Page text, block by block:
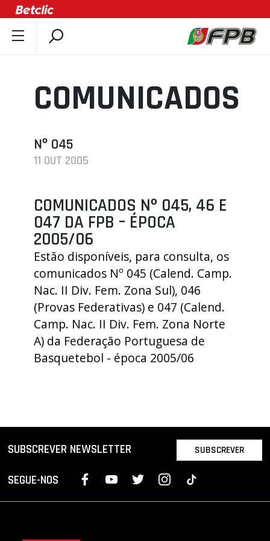
DOCUMENTOS
ÚLTIMAS
ASSOCIAÇÕES
CLUBES
AGENDA
SELEÇÕES
MINIBASQUETE
ÁREA TÉCNICA
PROJETOS
LIGA BETCLIC MASCULINA
LIGA BETCLIC FEMININA
COMUNICADOS
Nº 045
11 OUT 2005
COMUNICADOS Nº 045, 46 E
047 DA FPB – ÉPOCA
2005/06
Estão disponíveis, para consulta, os
comunicados Nº 045 (Calend. Camp.
Nac. II Div. Fem. Zona Sul), 046
(Provas Federativas) e 047 (Calend.
Camp. Nac. II Div. Fem. Zona Norte
A) da Federação Portuguesa de
Basquetebol - época 2005/06
SUBSCREVER NEWSLETTER SUBSCREVER
SEGUE-NOS